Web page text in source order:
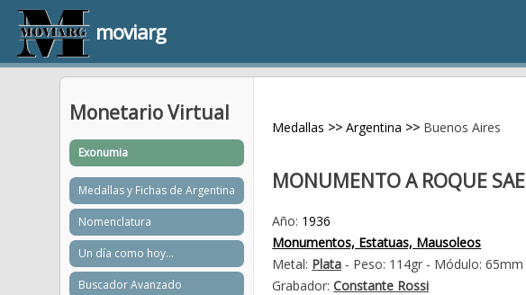
moviarg
Medallas >> Argentina >> Buenos Aires
MONUMENTO A ROQUE
Año: 1936
Monumentos, Estatuas, Mausoleos
Metal: Plata - Peso: 114gr - Módulo: 65mm
Grabador:Constante Rossi
Monetario Virtual
Exonumia
Medallas y Fichas de Argentina
Nomenclatura
Un día como hoy...
Buscador Avanzado